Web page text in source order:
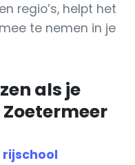
regio’s, helpt het
te nemen in je
als je
rijschool